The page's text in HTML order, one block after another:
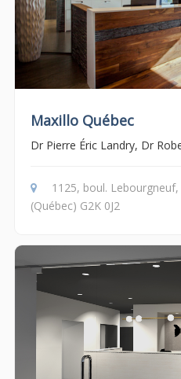
Maxillo Québec
Dr Pierre Éric Landry, Dr
1125, boul.
(Québec) G2K 0J2